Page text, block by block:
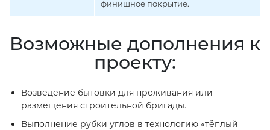
финишное покрытие.
Возможные дополнения к
проекту:
Возведение бытовки для проживания или
размещения строительной бригады.
Выполнение рубки углов в технологию «тёплый